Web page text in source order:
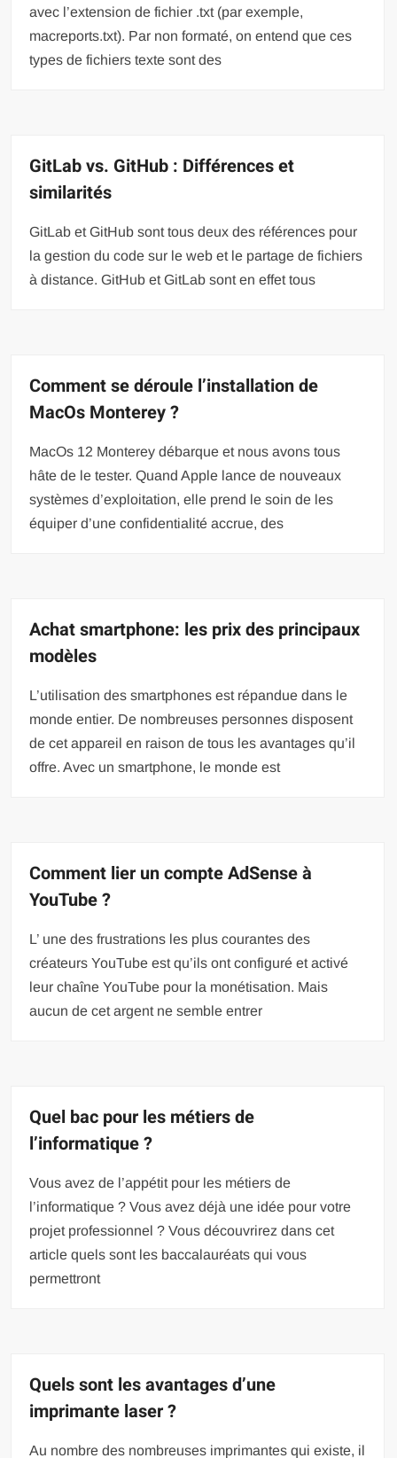
avec l’extension de fichier .txt (par exemple,
macreports.txt). Par non formaté, on entend que ces
types de fichiers texte sont des
GitLab vs. GitHub : Différences et
similarités
GitLab et GitHub sont tous deux des références pour
la gestion du code sur le web et le partage de fichiers
à distance. GitHub et GitLab sont en effet tous
Comment se déroule l’installation de
MacOs Monterey ?
MacOs 12 Monterey débarque et nous avons tous
hâte de le tester. Quand Apple lance de nouveaux
systèmes d’exploitation, elle prend le soin de les
équiper d’une confidentialité accrue, des
Achat smartphone: les prix des principaux
modèles
L’utilisation des smartphones est répandue dans le
monde entier. De nombreuses personnes disposent
de cet appareil en raison de tous les avantages qu’il
offre. Avec un smartphone, le monde est
Comment lier un compte AdSense à
YouTube ?
L’ une des frustrations les plus courantes des
créateurs YouTube est qu’ils ont configuré et activé
leur chaîne YouTube pour la monétisation. Mais
aucun de cet argent ne semble entrer
Quel bac pour les métiers de
l’informatique ?
Vous avez de l’appétit pour les métiers de
l’informatique ? Vous avez déjà une idée pour votre
projet professionnel ? Vous découvrirez dans cet
article quels sont les baccalauréats qui vous
permettront
Quels sont les avantages d’une
imprimante laser ?
Au nombre des nombreuses imprimantes qui existe, il